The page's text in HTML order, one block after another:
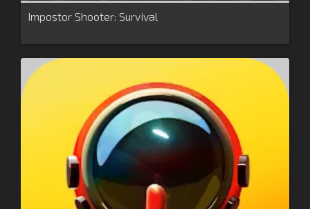
Impostor Shooter: Survival